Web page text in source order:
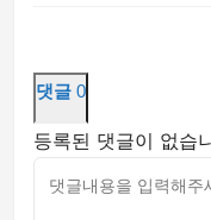
댓글 0
등록된 댓글이 없습